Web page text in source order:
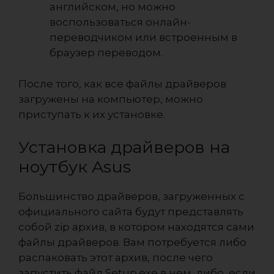
английском, но можно
воспользоваться онлайн-
переводчиком или встроенным в
браузер переводом.
После того, как все файлы драйверов
загружены на компьютер, можно
приступать к их установке.
Установка драйверов на
ноутбук Asus
Большинство драйверов, загруженных с
официального сайта будут представлять
собой zip архив, в котором находятся сами
файлы драйверов. Вам потребуется либо
распаковать этот архив, после чего